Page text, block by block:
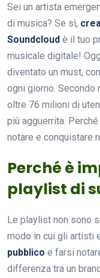
Sei un artista
di musica? Se sì,
Soundcloud è il tuo
musicale digitale!
diventato un must,
ogni giorno. Secondo
oltre 76 milioni di
più agguerrita.
notare e conquistare
Perché è
playlist di
Le playlist non sono
modo in cui gli artisti
pubblico e farsi
differenza tra un